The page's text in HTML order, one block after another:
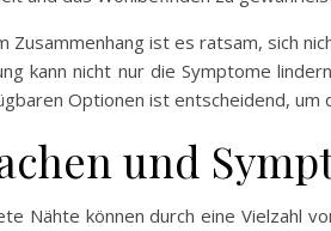
Zusammenhang ist es ratsam, sich
kann nicht nur die Symptome
Optionen ist entscheidend, um
und
Nähte können durch eine Vielzahl